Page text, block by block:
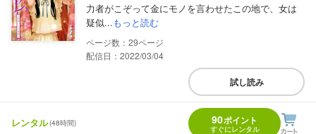
力者がこぞって金にモノを言わせたこの地で、女は
疑似...もっと読む
29
配信日：2022/03/04
試し読み
レンタル(48時間) 90ポイント
すぐにレンタル